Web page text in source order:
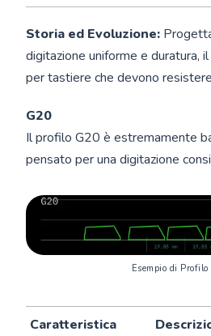
Storia ed Evoluzione:
digitazione uniforme e duratura,
per tastiere che devono
G20
Il profilo G20 è estremamente
pensato per una digitazione
Esempio di Profilo
Caratteristica